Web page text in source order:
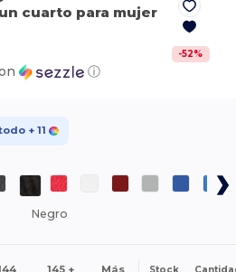
cuarto para mujer
-52%
ⓘ
+ 11
Negro
145 + Más Stock